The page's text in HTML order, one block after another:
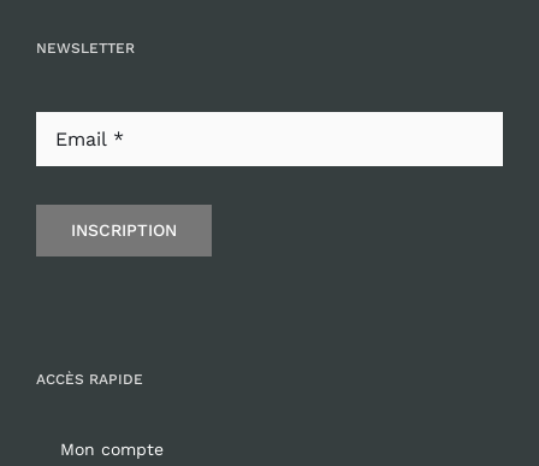
NEWSLETTER
INSCRIPTION
ACCÈS RAPIDE
Mon compte